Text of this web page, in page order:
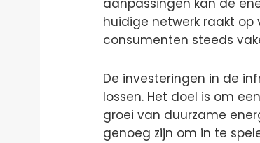
huidige netwerk raakt op
consumenten steeds
De investeringen in de
lossen. Het doel is om een
groei van duurzame
genoeg zijn om in te